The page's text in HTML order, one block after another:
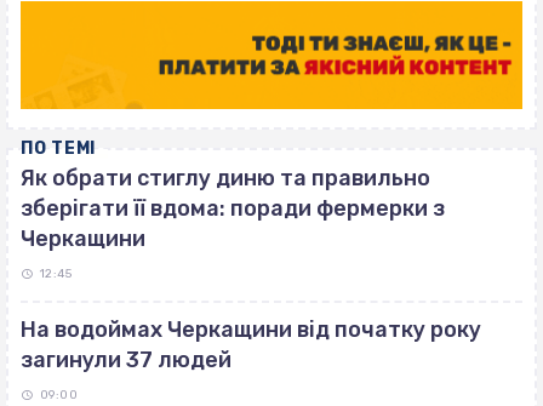
ПО ТЕМІ
Як обрати стиглу диню та правильно
зберігати її вдома: поради фермерки з
Черкащини
12:45
На водоймах Черкащини від початку року
загинули 37 людей
09:00